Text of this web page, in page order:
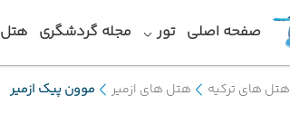
صفحه اصلی تور مجله گردشگری هتل
هتل های ترکیه هتل های ازمیر موون پیک ازمیر